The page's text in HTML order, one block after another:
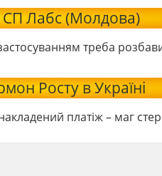
Лабс (Молдова)
треба
Росту в Україні
платіж – маг